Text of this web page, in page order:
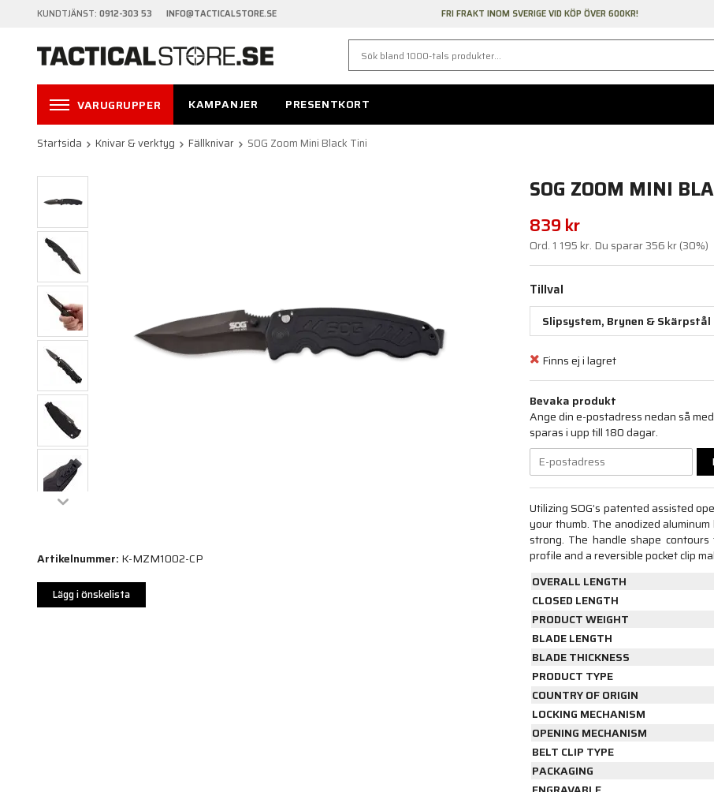
KUNDTJÄNST: 0912-303 53 INFO@TACTICALSTORE.SE FRI FRAKT INOM SVERIGE VID KÖP ÖVER 600KR!
VARUGRUPPER KAMPANJER PRESENTKORT
Startsida Knivar & verktyg Fällknivar SOG Zoom Mini Black Tini
SOG ZOOM MINI
839 kr
Ord. 1 195 kr. Du sparar356 kr(30%)
Tillval
Slipsystem, Brynen & Skärpstål
Finns ej i lagret
Bevaka produkt
Ange din e-postadress nedan så
sparas i upp till 180 dagar.
Utilizing SOG’s patented assisted
your thumb. The anodized
strong. The handle shape
profile and a reversible pocket clip
OVERALL LENGTH
CLOSED LENGTH
PRODUCT WEIGHT
BLADE LENGTH
BLADE THICKNESS
PRODUCT TYPE
COUNTRY OF ORIGIN
LOCKING MECHANISM
OPENING MECHANISM
BELT CLIP TYPE
PACKAGING
Artikelnummer: K-MZM1002-CP
Lägg i önskelista